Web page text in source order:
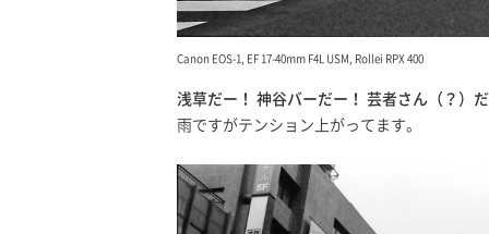
Canon EOS-1, EF 17-40mm F4L USM, Rollei RPX 400
浅草だー！ 神谷バーだー！ 芸者さん（？）
雨ですがテンション上がってます。